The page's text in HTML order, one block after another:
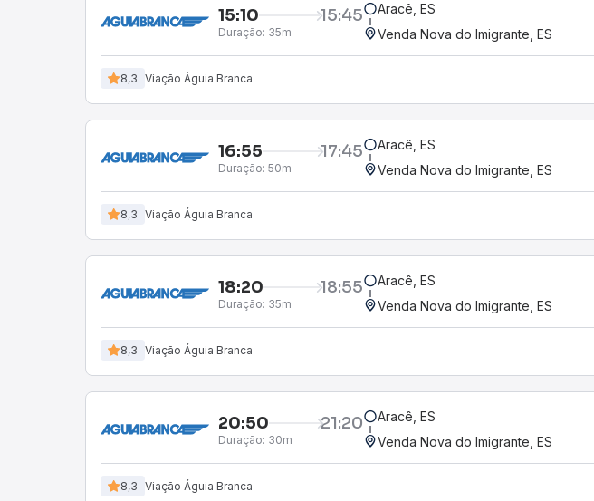
15:10 15:45
Duração: 35m
Aracê, ES
Venda Nova do Imigrante, ES
8,3 Viação Águia Branca
16:55 17:45
Duração: 50m
Aracê, ES
Venda Nova do Imigrante, ES
8,3 Viação Águia Branca
18:20 18:55
Duração: 35m
Aracê, ES
Venda Nova do Imigrante, ES
8,3 Viação Águia Branca
20:50 21:20
Duração: 30m
Aracê, ES
Venda Nova do Imigrante, ES
8,3 Viação Águia Branca